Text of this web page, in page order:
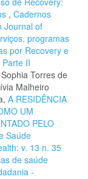
, Cadernos
Journal of
programas
por Recovery e
II
Torres de
Malheiro
A RESIDÊNCIA
UM
PELO
Saúde
v. 13 n. 35
de saúde
-